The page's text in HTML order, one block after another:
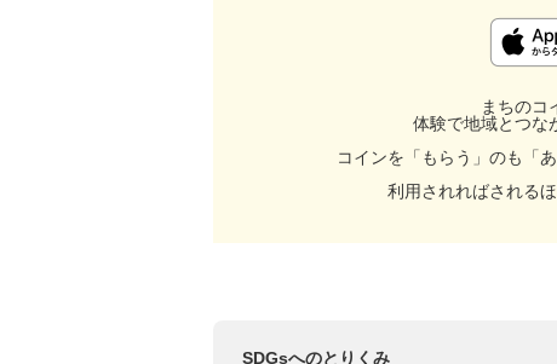
まちのコ
体験で地域とつな
コインを「もらう」のも「
利用されればされる
SDGsへのとりくみ